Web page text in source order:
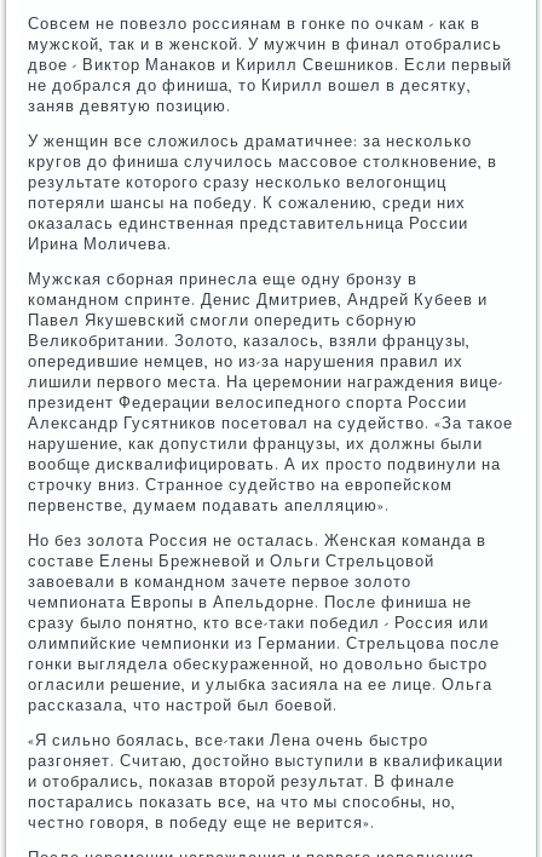
Совсем не повезло россиянам в гонке по очкам - как в
мужской, так и в женской. У мужчин в финал отобрались
двое - Виктор Манаков и Кирилл Свешников. Если первый
не добрался до финиша, то Кирилл вошел в десятку,
заняв девятую позицию.
У женщин все сложилось драматичнее: за несколько
кругов до финиша случилось массовое столкновение, в
результате которого сразу несколько велогонщиц
потеряли шансы на победу. К сожалению, среди них
оказалась единственная представительница России
Ирина Моличева.
Мужская сборная принесла еще одну бронзу в
командном спринте. Денис Дмитриев, Андрей Кубеев и
Павел Якушевский смогли опередить сборную
Великобритании. Золото, казалось, взяли французы,
опередившие немцев, но из-за нарушения правил их
лишили первого места. На церемонии награждения вице-
президент Федерации велосипедного спорта России
Александр Гусятников посетовал на судейство. «За такое
нарушение, как допустили французы, их должны были
вообще дисквалифицировать. А их просто подвинули на
строчку вниз. Странное судейство на европейском
первенстве, думаем подавать апелляцию».
Но без золота Россия не осталась. Женская команда в
составе Елены Брежневой и Ольги Стрельцовой
завоевали в командном зачете первое золото
чемпионата Европы в Апельдорне. После финиша не
сразу было понятно, кто все-таки победил - Россия или
олимпийские чемпионки из Германии. Стрельцова после
гонки выглядела обескураженной, но довольно быстро
огласили решение, и улыбка засияла на ее лице. Ольга
рассказала, что настрой был боевой.
«Я сильно боялась, все-таки Лена очень быстро
разгоняет. Считаю, достойно выступили в квалификации
и отобрались, показав второй результат. В финале
постарались показать все, на что мы способны, но,
честно говоря, в победу еще не верится».